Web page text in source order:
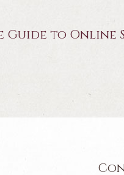
to Online